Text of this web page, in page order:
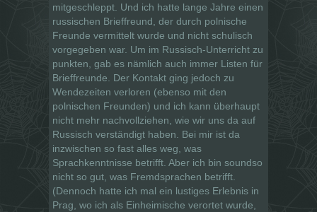
mitgeschleppt. Und ich hatte lange Jahre einen
russischen Brieffreund, der durch polnische
Freunde vermittelt wurde und nicht schulisch
vorgegeben war. Um im Russisch-Unterricht zu
punkten, gab es nämlich auch immer Listen für
Brieffreunde. Der Kontakt ging jedoch zu
Wendezeiten verloren (ebenso mit den
polnischen Freunden) und ich kann überhaupt
nicht mehr nachvollziehen, wie wir uns da auf
Russisch verständigt haben. Bei mir ist da
inzwischen so fast alles weg, was
Sprachkenntnisse betrifft. Aber ich bin soundso
nicht so gut, was Fremdsprachen betrifft.
(Dennoch hatte ich mal ein lustiges Erlebnis in
Prag, wo ich als Einheimische verortet wurde,